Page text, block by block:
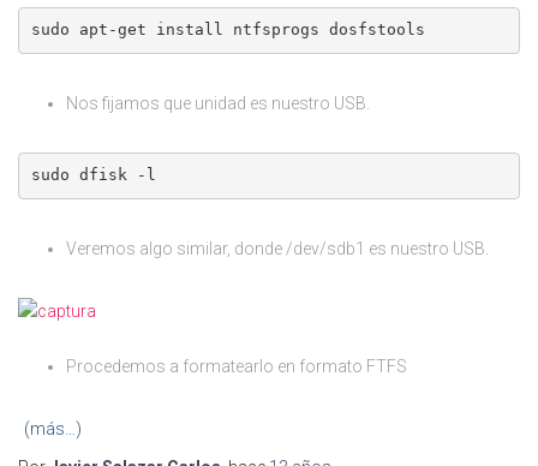
sudo apt-get install ntfsprogs dosfstools
Nos fijamos que unidad es nuestro USB.
sudo dfisk -l
Veremos algo similar, donde /dev/sdb1 es nuestro USB.
Procedemos a formatearlo en formato FTFS
(más…)